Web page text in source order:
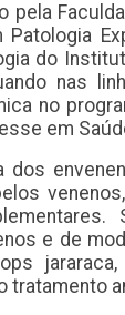
do
nas
no
em
e de
tratamento